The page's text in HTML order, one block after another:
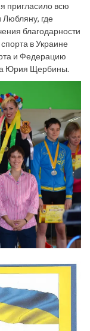
пригласило всю
где
благодарности
в Украине
и Федерацию
Юрия Щербины.